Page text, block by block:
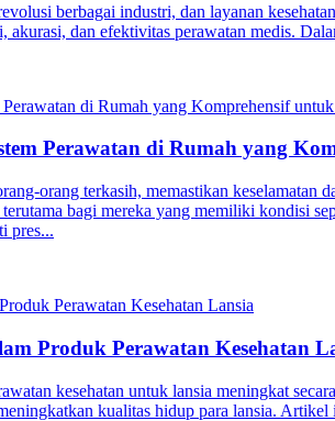
berbagai industri, dan layanan
akurasi, dan efektivitas perawatan medis.
Perawatan di Rumah yang
orang terkasih, memastikan
bagi mereka yang memiliki kondisi
pres...
Produk Perawatan Kesehatan
kesehatan untuk lansia meningkat
kualitas hidup para lansia. Artikel